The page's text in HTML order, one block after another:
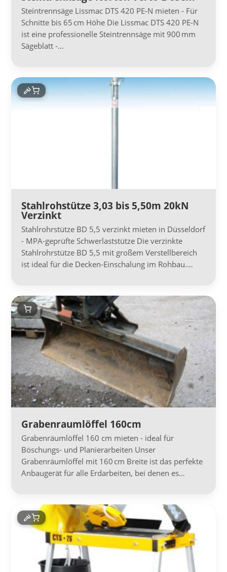
Steintrennsäge Lissmac DTS 420 PE-N mieten - Für
Schnitte bis 65 cm Höhe Die Lissmac DTS 420 PE-N
ist eine professionelle Steintrennsäge mit 900 mm
Sägeblatt -…
Stahlrohstütze 3,03 bis 5,50m 20kN
Verzinkt
Stahlrohrstütze BD 5,5 verzinkt mieten in Düsseldorf
- MPA-geprüfte Schwerlaststütze Die verzinkte
Stahlrohrstütze BD 5,5 mit großem Verstellbereich
ist ideal für die Decken-Einschalung im Rohbau.…
Grabenraumlöffel 160cm
Grabenräumlöffel 160 cm mieten - ideal für
Böschungs- und Planierarbeiten Unser
Grabenräumlöffel mit 160 cm Breite ist das perfekte
Anbaugerät für alle Erdarbeiten, bei denen es…